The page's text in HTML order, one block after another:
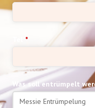
*
Was soll entrümpelt